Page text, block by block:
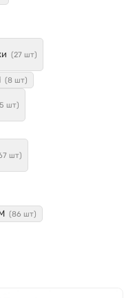
(27 шт)
(8 шт)
шт)
шт)
(86 шт)